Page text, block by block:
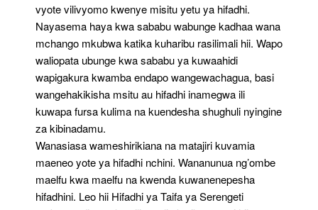
vyote vilivyomo kwenye misitu yetu ya hifadhi.
Nayasema haya kwa sababu wabunge kadhaa wana
mchango mkubwa katika kuharibu rasilimali hii. Wapo
waliopata ubunge kwa sababu ya kuwaahidi
wapigakura kwamba endapo wangewachagua, basi
wangehakikisha msitu au hifadhi inamegwa ili
kuwapa fursa kulima na kuendesha shughuli nyingine
za kibinadamu.
Wanasiasa wameshirikiana na matajiri kuvamia
maeneo yote ya hifadhi nchini. Wananunua ng’ombe
maelfu kwa maelfu na kwenda kuwanenepesha
hifadhini. Leo hii Hifadhi ya Taifa ya Serengeti